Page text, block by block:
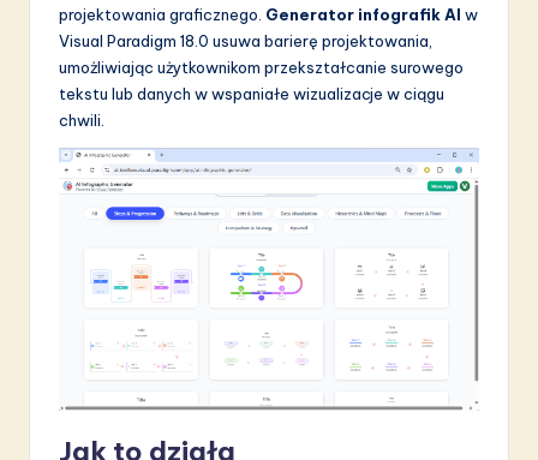
projektowania graficznego. Generator infografik AI w
Visual Paradigm 18.0 usuwa barierę projektowania,
umożliwiając użytkownikom przekształcanie surowego
tekstu lub danych w wspaniałe wizualizacje w ciągu
chwili.
Jak to działa